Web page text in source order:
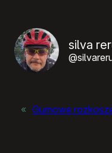
silva
« Gumowe